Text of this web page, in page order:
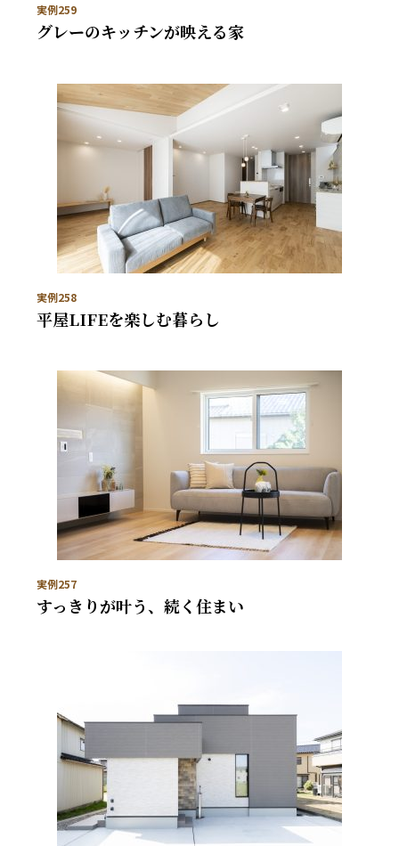
実例259
グレーのキッチンが映える家
実例258
平屋LIFEを楽しむ暮らし
実例257
すっきりが叶う、続く住まい